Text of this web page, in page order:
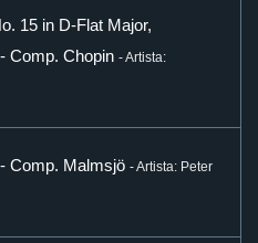
15 in D-Flat Major,
Comp. Chopin - Artista:
Comp. Malmsjö - Artista: Peter